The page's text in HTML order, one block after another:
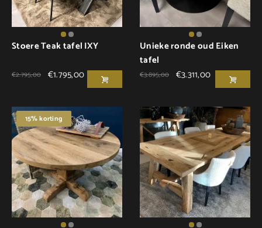
Stoere Teak tafel IXY
€2.795,00 €1.795,00
Unieke ronde oud Eiken
tafel
€3.895,00 €3.311,00
15% korting